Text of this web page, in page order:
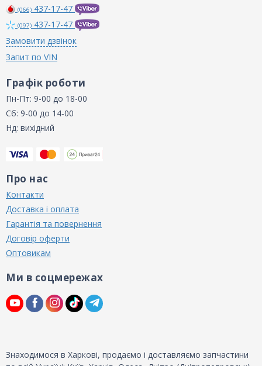
(066) 437-17-47
(097) 437-17-47
Замовити дзвінок
Запит по VIN
Графік роботи
Пн-Пт: 9-00 до 18-00
Сб: 9-00 до 14-00
Нд: вихідний
Про нас
Контакти
Доставка і оплата
Гарантія та повернення
Договір оферти
Оптовикам
Ми в соцмережах
Знаходимося в Харкові, продаємо і доставляємо запчастини